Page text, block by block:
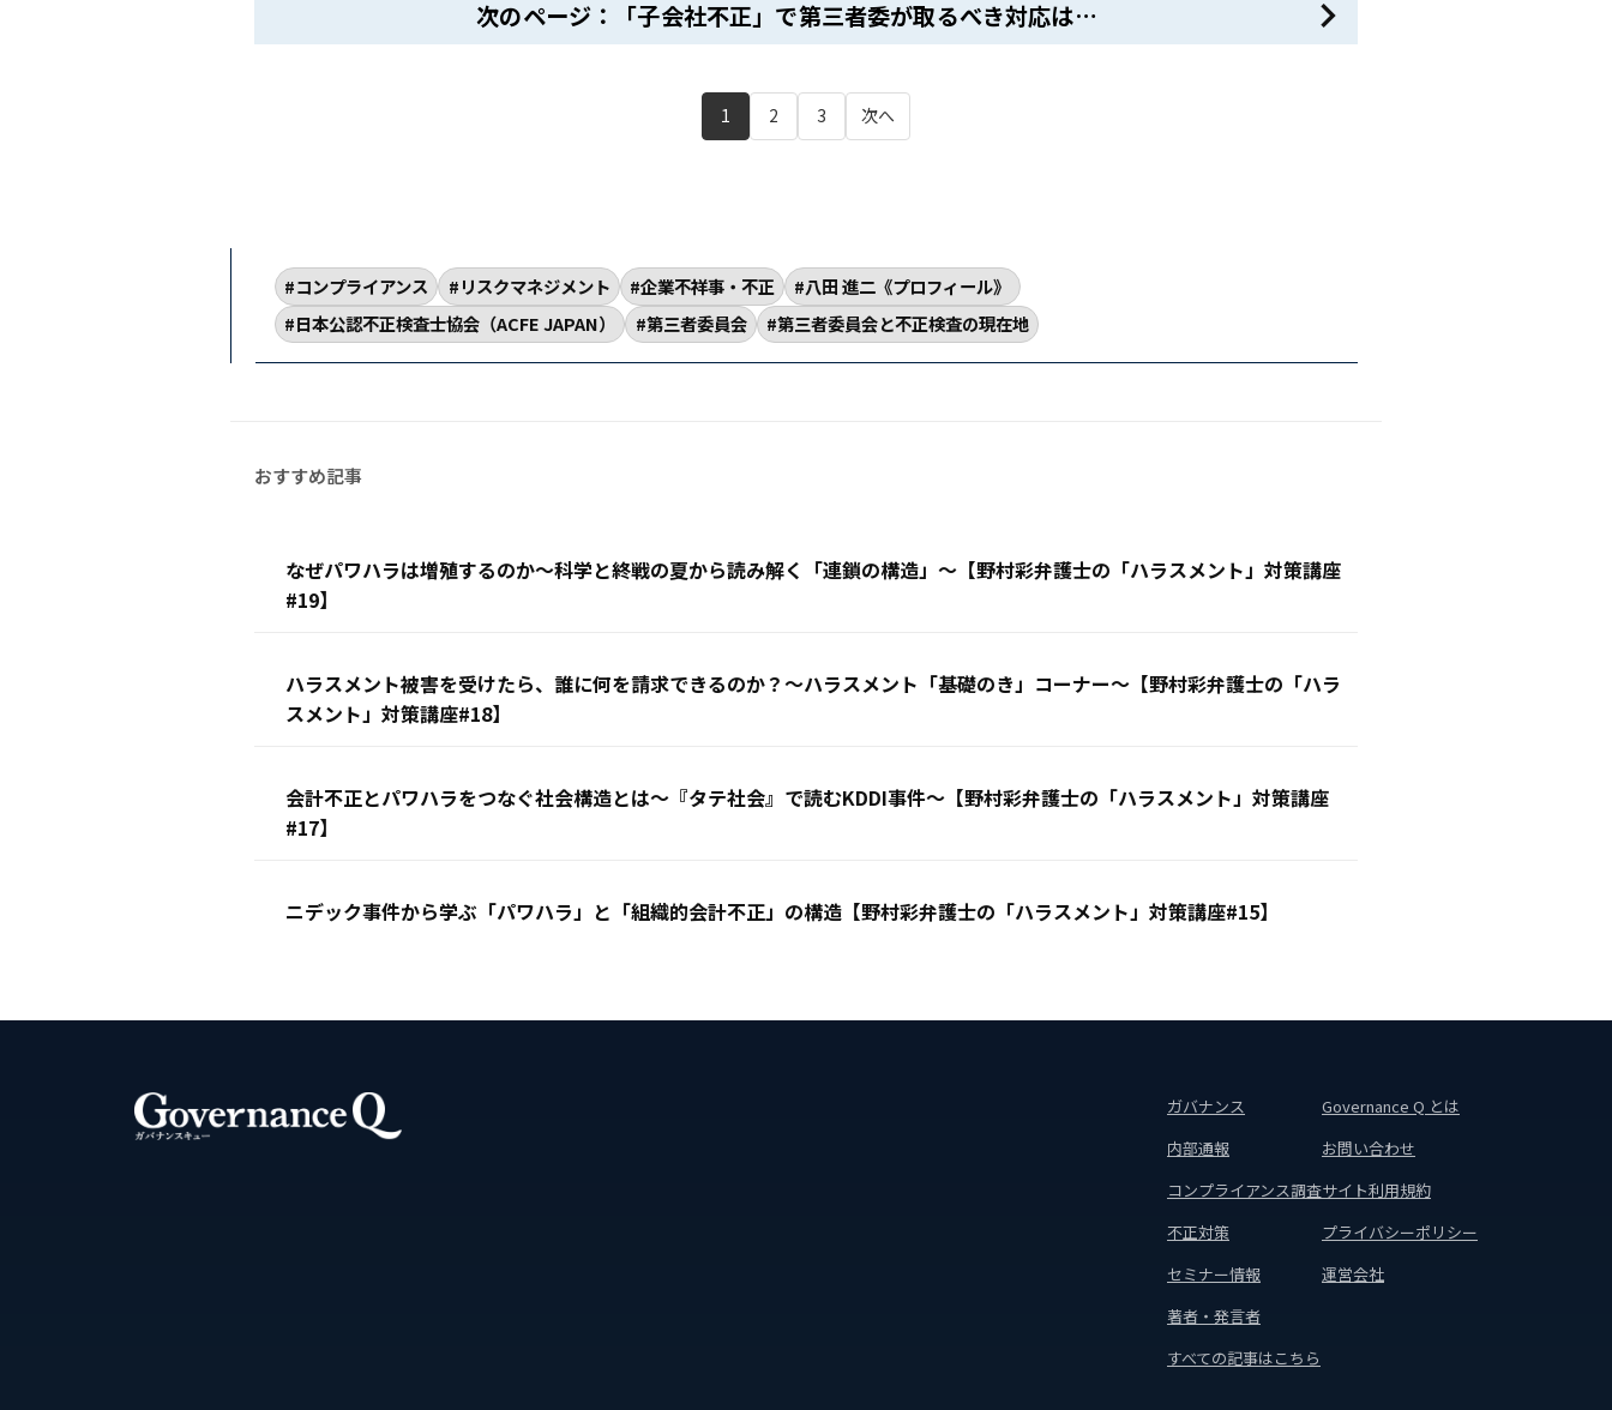
次のページ：「子会社不正」で第三者委が取るべき対応は…
1 2 3 次へ
コンプライアンス リスクマネジメント 企業不祥事・不正
八田 進二《プロフィール》
日本公認不正検査士協会（ACFE JAPAN）
第三者委員会 第三者委員会と不正検査の現在地
なぜパワハラは増殖するのか〜科学と終戦の夏から読み解く「連鎖の構造」〜【野村彩弁護士の「ハラスメント」対策講座
#19】
ハラスメント被害を受けたら、誰に何を請求できるのか？〜ハラスメント「基礎のき」コーナー〜【野村彩弁護士の「ハラ
スメント」対策講座#18】
会計不正とパワハラをつなぐ社会構造とは〜『タテ社会』で読むKDDI事件〜【野村彩弁護士の「ハラスメント」対策講座
#17】
ニデック事件から学ぶ「パワハラ」と「組織的会計不正」の構造【野村彩弁護士の「ハラスメント」対策講座#15】
ガバナンス
内部通報
コンプライアンス調査
不正対策
セミナー情報
著者・発言者
すべての記事はこちら
Governance Q とは
お問い合わせ
サイト利用規約
プライバシーポリシー
運営会社